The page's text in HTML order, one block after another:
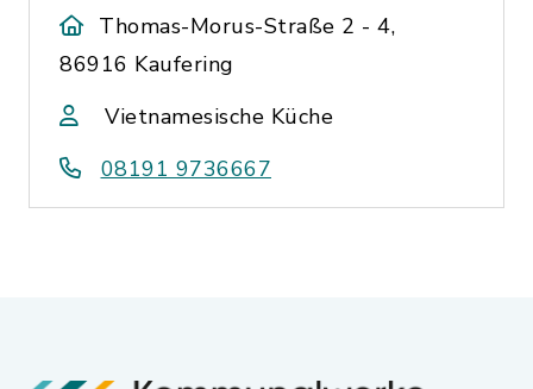
Thomas-Morus-Straße 2 - 4,
86916 Kaufering
Vietnamesische Küche
08191 9736667